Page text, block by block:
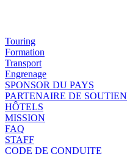
Touring
Formation
Transport
Engrenage
SPONSOR DU PAYS
PARTENAIRE DE SOUTIEN
HÔTELS
MISSION
FAQ
STAFF
CODE DE CONDUITE